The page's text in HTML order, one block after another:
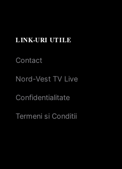
LINK-URI UTILE
Contact
Nord-Vest TV Live
Confidentialitate
Termeni si Conditii